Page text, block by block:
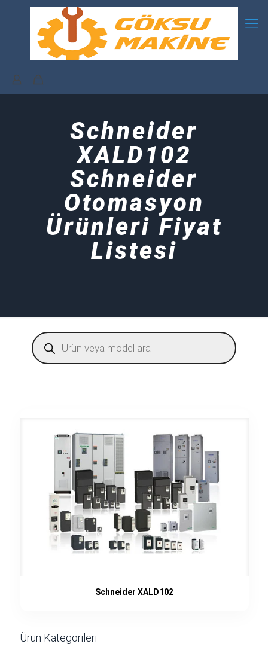
Schneider
XALD102
Schneider
Otomasyon
Ürünleri Fiyat
Listesi
Products
search
Schneider XALD102
Ürün Kategorileri